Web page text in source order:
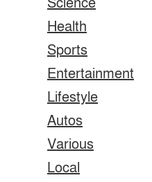
Health
Sports
Entertainment
Lifestyle
Autos
Various
Local